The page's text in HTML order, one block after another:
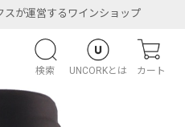
が運営するワインショップ
検索 UNCORKとは カート